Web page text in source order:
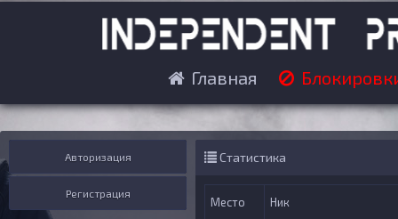
Главная
Авторизация
Регистрация
Статистика
Место Ник